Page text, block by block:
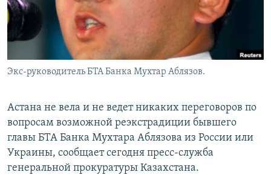
Экс-руководитель БТА Банка Мухтар Аблязов.
Астана не вела и не ведет никаких переговоров по
вопросам возможной реэкстрадиции бывшего
главы БТА Банка Мухтара Аблязова из России или
Украины, сообщает сегодня пресс-служба
генеральной прокуратуры Казахстана.